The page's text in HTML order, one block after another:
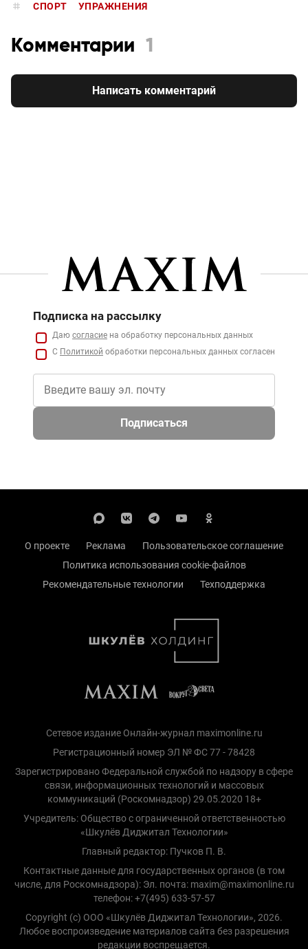
СПОРТ УПРАЖНЕНИЯ
Комментарии 1
Написать комментарий
Подписка на рассылку
Даю согласие на обработку персональных данных
С Политикой обработки персональных данных согласен
Подписаться
О проекте Реклама
Пользовательское соглашение
Политика использования cookie-файлов
Рекомендательные технологии
Техподдержка
Сетевое издание Онлайн-журнал maximonline.ru
Регистрационный номер ЭЛ № ФС 77 - 78428
Зарегистрировано Федеральной службой по надзору в сфере
связи, информационных технологий и массовых
коммуникаций (Роскомнадзор) 29.05.2020 18+
Учредитель: Общество с ограниченной ответственностью
«Шкулёв Диджитал Технологии»
Главный редактор: Пучков П. В.
Контактные данные для государственных органов (в том
числе, для Роскомнадзора): Эл. почта: maxim@maximonline.ru
телефон: +7(495) 633-57-57
Copyright (с) ООО «Шкулёв Диджитал Технологии», 2026.
Любое воспроизведение материалов сайта без разрешения
редакции воспрещается.